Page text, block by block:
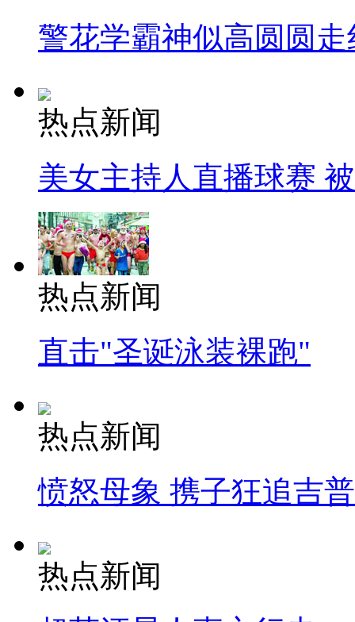
警花学霸神似高圆圆走
热点新闻
美女主持人直播球赛
热点新闻
直击"圣诞泳装裸跑"
热点新闻
愤怒母象 携子狂追吉
热点新闻